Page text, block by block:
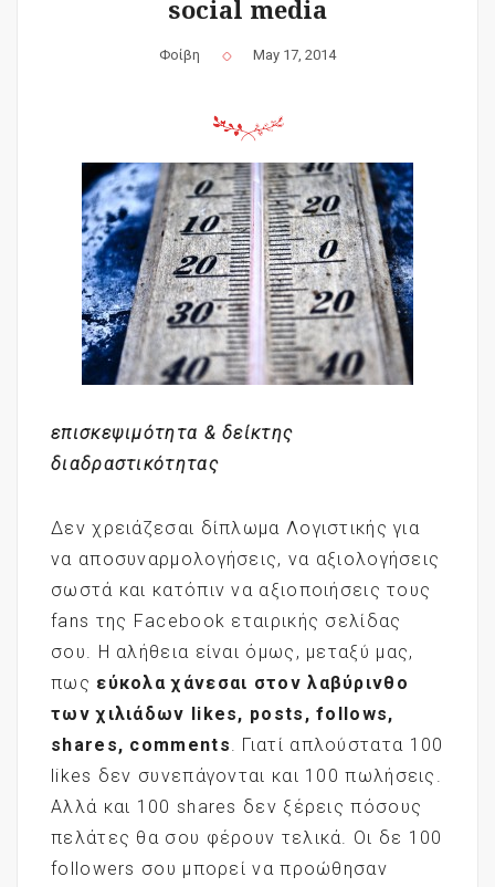
social media
Φοίβη May 17, 2014
επισκεψιμότητα & δείκτης
διαδραστικότητας
Δεν χρειάζεσαι δίπλωμα Λογιστικής για
να αποσυναρμολογήσεις, να αξιολογήσεις
σωστά και κατόπιν να αξιοποιήσεις τους
fans της Facebook εταιρικής σελίδας
σου. Η αλήθεια είναι όμως, μεταξύ μας,
πως εύκολα χάνεσαι στον λαβύρινθο
των χιλιάδων likes, posts , follows,
shares, comments . Γιατί απλούστατα 100
likes δεν συνεπάγονται και 100 πωλήσεις.
Αλλά και 100 shares δεν ξέρεις πόσους
πελάτες θα σου φέρουν τελικά. Οι δε 100
followers σου μπορεί να προώθησαν